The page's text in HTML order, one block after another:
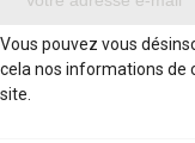
Vous pouvez vous
cela nos informations de
site.